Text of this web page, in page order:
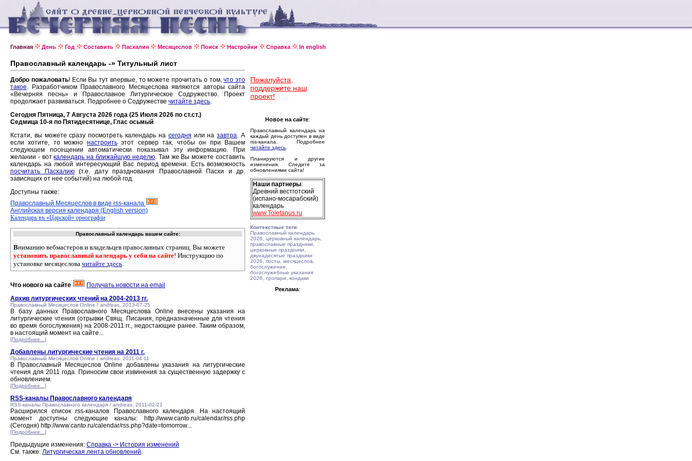
Главная День Год Составить Пасхалия Месяцеслов Поиск Настройки Справка In english
Православный календарь -» Титульный лист
Добро пожаловать! Если Вы тут впервые, то можете прочитать о том,что это
такое. Разработчиком Православного Месяцеслова являются авторы сайта
«Вечерняя песнь» и Православное Литургическое Содружество. Проект
продолжает развиваться. Подробнее о Содружестве читайте здесь.
Сегодня Пятница, 7 Августа 2026 года (25 Июля 2026 по ст.ст.)
Седмица 10-я по Пятидесятнице, Глас осьмый
Кстати, вы можете сразу посмотреть календарь на сегодня или назавтра. А
если хотите, то можно настроитьэтот сервер так, чтобы он при Вашем
следующем посещении автоматически показывал эту информацию. При
желании - воткалендарь на ближайшую неделю. Там же Вы можете составить
календарь на любой интересующий Вас период времени. Есть возможность
посчитать Пасхалию(т.е. дату празднования Православной Пасхи и др.
зависящих от нее событий) на любой год.
Доступны также:
Православный Месяцеслов в виде rss-канала
Английская версия календаря (English version)
Календарь въ «Царской» орѳографiи
Православный календарь вашем сайте:
Вниманию вебмастеров и владельцев православных страниц. Вы можете
установить православный календарь у себя на сайте! Инструкцию по
установке месяцеслова читайте здесь.
Что нового на сайте
Получать новости на email
Архив литургических чтений на 2004-2013 гг.
Православный Месяцеслов Online / andreas, 2013-07-25
В базу данных Православного Месяцеслова Online внесены указания на
литургические чтения (отрывки Свящ. Писания, предназначенные для чтения
во время богослужения) на 2008-2011 гг., недостающие ранее. Таким образом,
в настоящий момент на сайте...
[Подробнее...]
Добавлены литургические чтения на 2011 г.
Православный Месяцеслов Online / andreas, 2011-04-11
В Православный Месяцеслов Online добавлены указания на литургические
чтения для 2011 года. Приносим свои извинения за существенную задержку с
обновлением.
[Подробнее...]
RSS-каналы Православного календаря
RSS-каналы Православного календаря / andreas, 2011-02-21
Расширился список rss-каналов Православного календаря. На настоящий
момент доступны следующие каналы: http://www.canto.ru/calendar/rss.php
(Сегодня) http://www.canto.ru/calendar/rss.php?date=tomorrow...
[Подробнее...]
Предыдущие изменения: Справка -> История изменений
См. также: Литургическая лента обновлений.
Пожалуйста,
поддержите наш
проект!
Новое на сайте:
Православный календарь на
каждый день доступен в виде
rss-канала. Подробнее
читайте здесь
Планируются и другие
изменения. Следите за
обновлениями сайта!
Наши партнеры:
Древний вестготский
(испано-мосарабский)
календарь
www.Toletanus.ru
Контекстные теги:
Православный календарь
2026, церковный календарь,
православные праздники,
церковные праздники,
двунадесятые праздники
2026, посты, месяцеслов,
богослужение,
богослужебные указания
2026, тропари, кондаки
Реклама: